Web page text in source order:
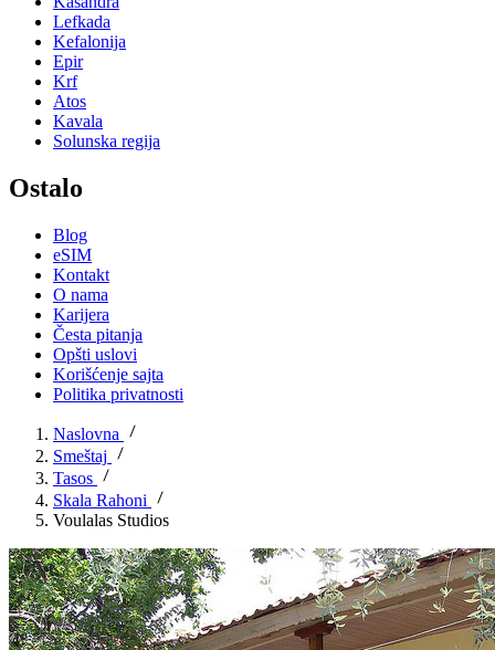
Lefkada
Kefalonija
Epir
Krf
Atos
Kavala
Solunska regija
Ostalo
Blog
eSIM
Kontakt
O nama
Karijera
Česta pitanja
Opšti uslovi
Korišćenje sajta
Politika privatnosti
Naslovna
Smeštaj
Tasos
Skala Rahoni
Voulalas Studios